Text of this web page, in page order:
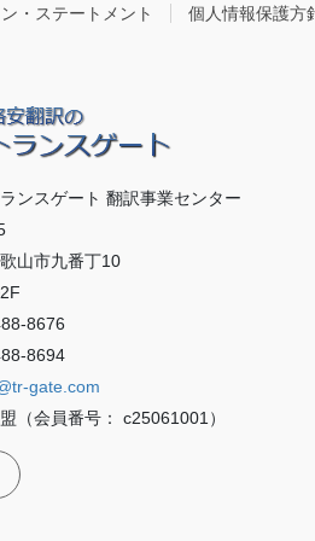
・ステートメント 個人情報保護方
ンスゲート 翻訳事業センター
山市九番丁10
8676
8694
gate.com
（会員番号： c25061001）